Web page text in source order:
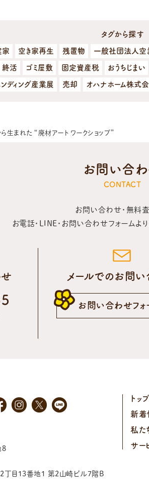
タグから探す
家 空き家再生 残置物 一般社団法人空
終活 ゴミ屋敷 固定資産税 おうちじまい
ディング産業展 売却 オハナホーム株式
生まれた “廃材アート ワークショップ”
お問い合
CONTACT
お問い合わせ・無料査
お電話・LINE・お問い合わせフォームより
メールでのお問
お問い合わせフォ
8
丁目13番地1 第2山崎ビル7階B
トッ
新着
私た
サー